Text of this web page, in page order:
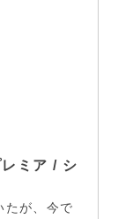
ミア / シ
たが、今で